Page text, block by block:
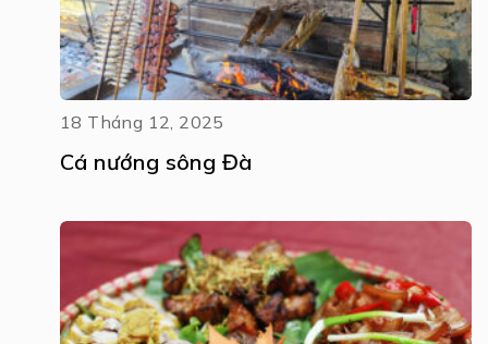
18 Tháng 12, 2025
Cá nướng sông Đà